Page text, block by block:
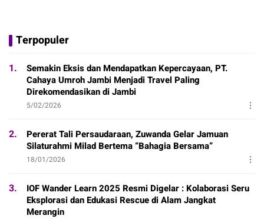
Terpopuler
1.
Semakin Eksis dan Mendapatkan Kepercayaan, PT.
Cahaya Umroh Jambi Menjadi Travel Paling
Direkomendasikan di Jambi
5/02/2026
2.
Pererat Tali Persaudaraan, Zuwanda Gelar Jamuan
Silaturahmi Milad Bertema “Bahagia Bersama”
18/01/2026
3.
IOF Wander Learn 2025 Resmi Digelar : Kolaborasi Seru
Eksplorasi dan Edukasi Rescue di Alam Jangkat
Merangin